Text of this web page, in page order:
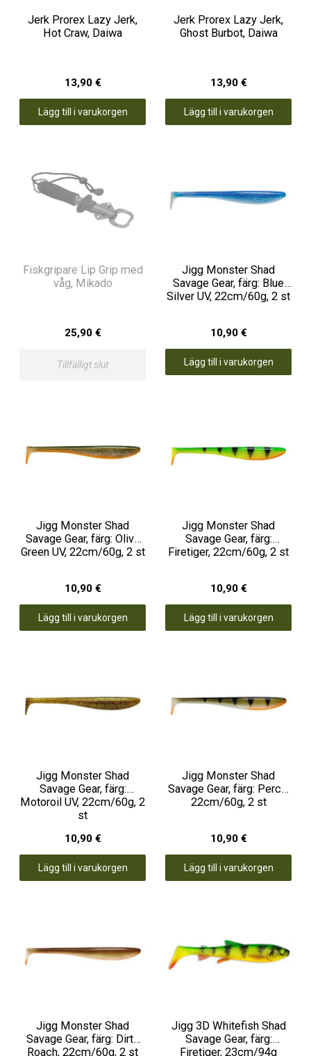
Jerk Prorex Lazy Jerk,
Hot Craw, Daiwa
13,90 €
Lägg till i varukorgen
Jerk Prorex Lazy Jerk,
Ghost Burbot, Daiwa
13,90 €
Lägg till i varukorgen
Fiskgripare Lip Grip med
våg, Mikado
25,90 €
Tillfälligt slut
Jigg Monster Shad
Savage Gear, färg: Blue
Silver UV, 22cm/60g, 2 st
10,90 €
Lägg till i varukorgen
Jigg Monster Shad
Savage Gear, färg: Olive
Green UV, 22cm/60g, 2 st
10,90 €
Lägg till i varukorgen
Jigg Monster Shad
Savage Gear, färg:
Firetiger, 22cm/60g, 2 st
10,90 €
Lägg till i varukorgen
Jigg Monster Shad
Savage Gear, färg:
Motoroil UV, 22cm/60g, 2
st
10,90 €
Lägg till i varukorgen
Jigg Monster Shad
Savage Gear, färg: Perch,
22cm/60g, 2 st
10,90 €
Lägg till i varukorgen
Jigg Monster Shad
Savage Gear, färg: Dirty
Roach, 22cm/60g, 2 st
Jigg 3D Whitefish Shad
Savage Gear, färg:
Firetiger, 23cm/94g